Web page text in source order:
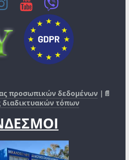
προσωπικών δεδομένων |📄
διαδικτυακών τόπων